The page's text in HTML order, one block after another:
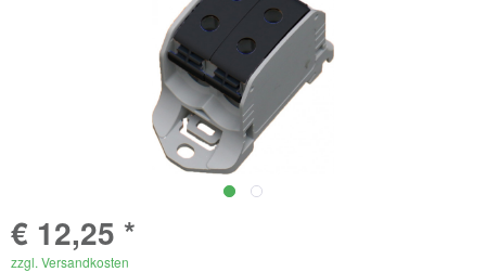
€ 12,25 *
zzgl. Versandkosten